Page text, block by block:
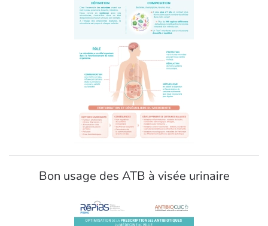
Bon usage des ATB à visée urinaire